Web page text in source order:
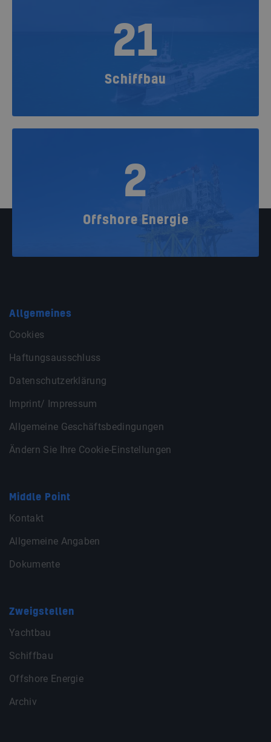
21
Schiffbau
2
Offshore Energie
Allgemeines
Cookies
Haftungsausschluss
Datenschutzerklärung
Imprint/ Impressum
Allgemeine Geschäftsbedingungen
Ändern Sie Ihre Cookie-Einstellungen
Middle Point
Kontakt
Allgemeine Angaben
Dokumente
Zweigstellen
Yachtbau
Schiffbau
Offshore Energie
Archiv